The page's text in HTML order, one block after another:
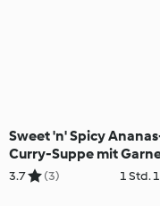
Sweet 'n' Spicy
Curry-Suppe mit
3.7 (3) 1 Std.